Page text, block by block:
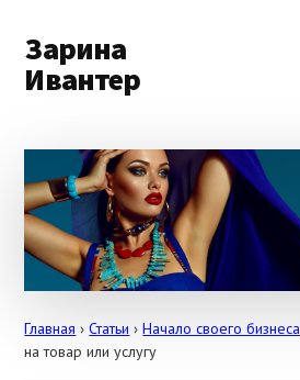
main
content
primary
sidebar
footer
menuЗарина
Ивантер
продвигать
себя
и
свои
услуги
Главная ›Статьи ›Начало своего бизнеса
на товар или услугу